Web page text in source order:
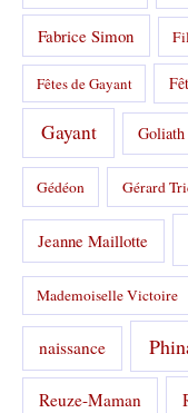
Fabrice Simon
Fêtes de Gayant
Gayant Goliath
Gédéon Gérard
Jeanne Maillotte
Mademoiselle Victoire
naissance
Reuze-Maman